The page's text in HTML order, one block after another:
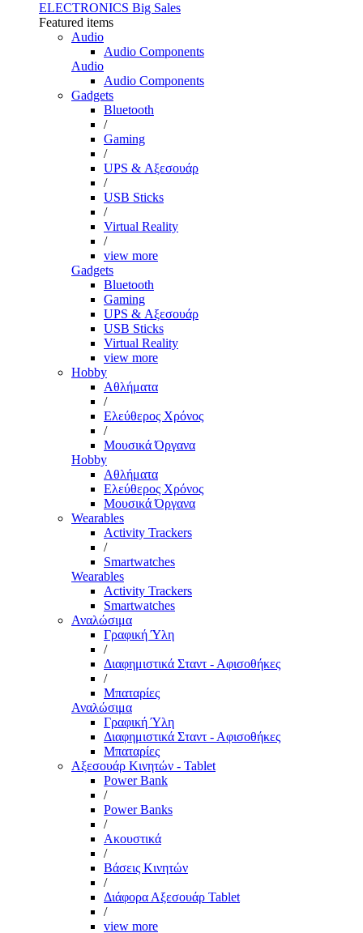
ELECTRONICS Big Sales
Featured items
Audio
Audio Components
Audio
Audio Components
Gadgets
Bluetooth
/
Gaming
/
UPS & Αξεσουάρ
/
USB Sticks
/
Virtual Reality
/
view more
Gadgets
Bluetooth
Gaming
UPS & Αξεσουάρ
USB Sticks
Virtual Reality
view more
Hobby
Αθλήματα
/
Ελεύθερος Χρόνος
/
Μουσικά Όργανα
Hobby
Αθλήματα
Ελεύθερος Χρόνος
Μουσικά Όργανα
Wearables
Activity Trackers
/
Smartwatches
Wearables
Activity Trackers
Smartwatches
Αναλώσιμα
Γραφική Ύλη
/
Διαφημιστικά Σταντ - Αφισοθήκες
/
Μπαταρίες
Αναλώσιμα
Γραφική Ύλη
Διαφημιστικά Σταντ - Αφισοθήκες
Μπαταρίες
Αξεσουάρ Κινητών - Tablet
Power Bank
/
Power Banks
/
Ακουστικά
/
Βάσεις Κινητών
/
Διάφορα Αξεσουάρ Tablet
/
view more